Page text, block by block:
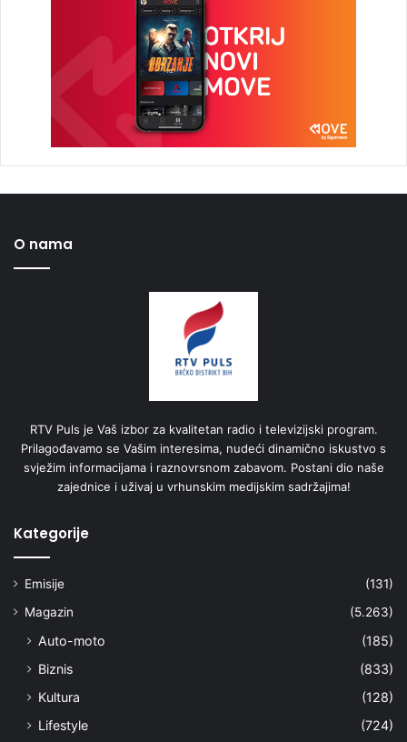
O nama
RTV Puls je Vaš izbor za kvalitetan radio i televizijski program.
Prilagođavamo se Vašim interesima, nudeći dinamično iskustvo s
svježim informacijama i raznovrsnom zabavom. Postani dio naše
zajednice i uživaj u vrhunskim medijskim sadržajima!
Kategorije
Emisije
(131)
Magazin
(5.263)
Auto-moto
(185)
Biznis
(833)
Kultura
(128)
Lifestyle
(724)